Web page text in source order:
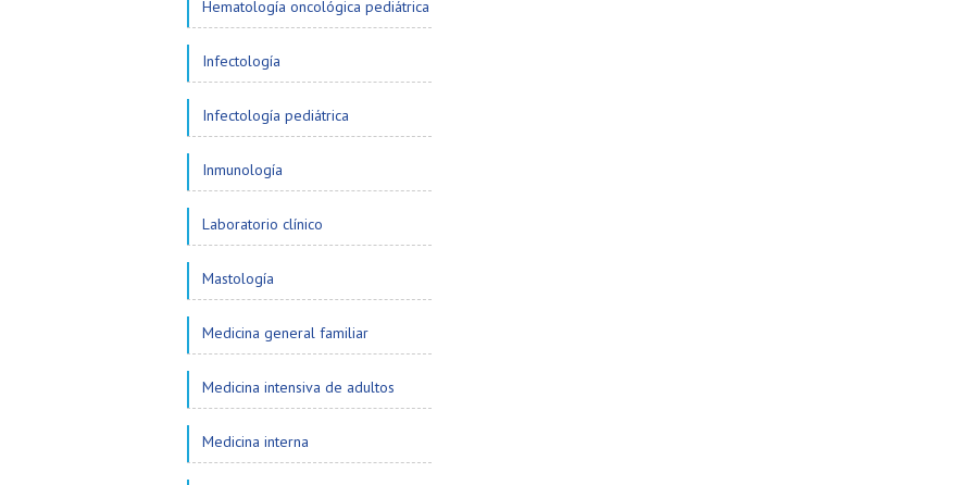
Hematología oncológica pediátrica
Infectología
Infectología pediátrica
Inmunología
Laboratorio clínico
Mastología
Medicina general familiar
Medicina intensiva de adultos
Medicina interna